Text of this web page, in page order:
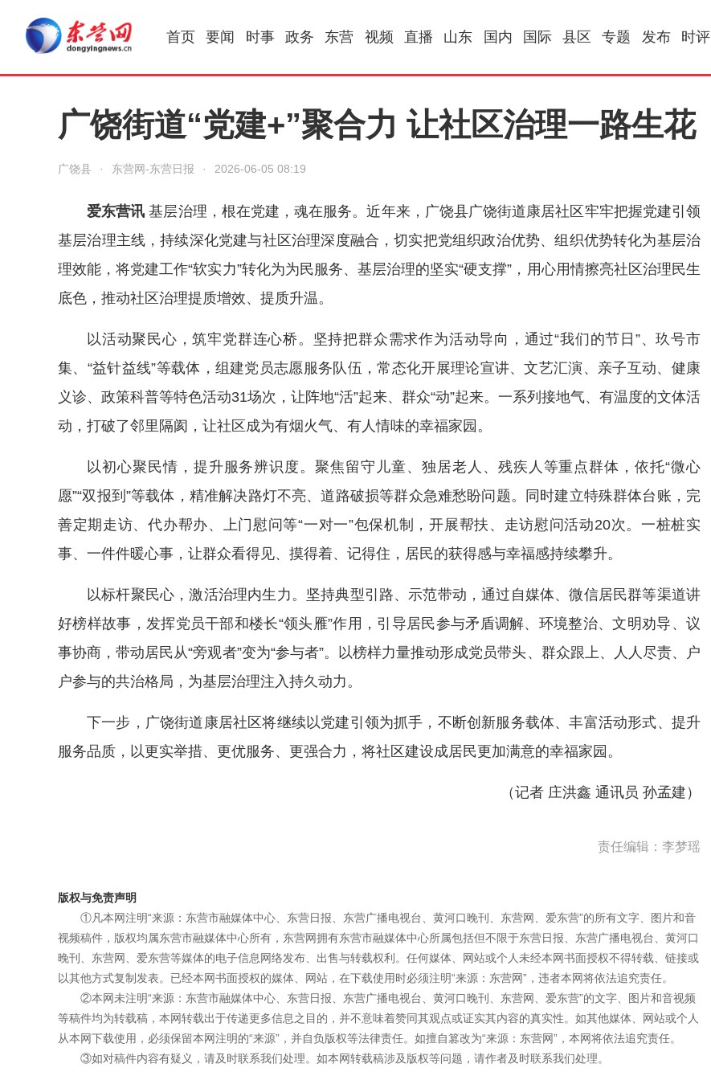
首页 要闻 时事 政务 东营 视频 直播 山东 国内 国际 县区 专题 发布 时评
广饶街道“党建+”聚合力 让社区治理一路生花
广饶县 · 东营网-东营日报 · 2026-06-05 08:19
爱东营讯基层治理，根在党建，魂在服务。近年来，广饶县广饶街道康居社区牢牢把握党建引领
基层治理主线，持续深化党建与社区治理深度融合，切实把党组织政治优势、组织优势转化为基层治
理效能，将党建工作“软实力”转化为为民服务、基层治理的坚实“硬支撑”，用心用情擦亮社区治理民生
底色，推动社区治理提质增效、提质升温。
以活动聚民心，筑牢党群连心桥。坚持把群众需求作为活动导向，通过“我们的节日”、玖号市
集、“益针益线”等载体，组建党员志愿服务队伍，常态化开展理论宣讲、文艺汇演、亲子互动、健康
义诊、政策科普等特色活动31场次，让阵地“活”起来、群众“动”起来。一系列接地气、有温度的文体活
动，打破了邻里隔阂，让社区成为有烟火气、有人情味的幸福家园。
以初心聚民情，提升服务辨识度。聚焦留守儿童、独居老人、残疾人等重点群体，依托“微心
愿”“双报到”等载体，精准解决路灯不亮、道路破损等群众急难愁盼问题。同时建立特殊群体台账，完
善定期走访、代办帮办、上门慰问等“一对一”包保机制，开展帮扶、走访慰问活动20次。一桩桩实
事、一件件暖心事，让群众看得见、摸得着、记得住，居民的获得感与幸福感持续攀升。
以标杆聚民心，激活治理内生力。坚持典型引路、示范带动，通过自媒体、微信居民群等渠道讲
好榜样故事，发挥党员干部和楼长“领头雁”作用，引导居民参与矛盾调解、环境整治、文明劝导、议
事协商，带动居民从“旁观者”变为“参与者”。以榜样力量推动形成党员带头、群众跟上、人人尽责、户
户参与的共治格局，为基层治理注入持久动力。
下一步，广饶街道康居社区将继续以党建引领为抓手，不断创新服务载体、丰富活动形式、提升
服务品质，以更实举措、更优服务、更强合力，将社区建设成居民更加满意的幸福家园。
（记者 庄洪鑫 通讯员 孙孟建）
责任编辑：李梦瑶
版权与免责声明
①凡本网注明“来源：东营市融媒体中心、东营日报、东营广播电视台、黄河口晚刊、东营网、爱东营”的所有文字、图片和音
视频稿件，版权均属东营市融媒体中心所有，东营网拥有东营市融媒体中心所属包括但不限于东营日报、东营广播电视台、黄河口
晚刊、东营网、爱东营等媒体的电子信息网络发布、出售与转载权利。任何媒体、网站或个人未经本网书面授权不得转载、链接或
以其他方式复制发表。已经本网书面授权的媒体、网站，在下载使用时必须注明“来源：东营网”，违者本网将依法追究责任。
②本网未注明“来源：东营市融媒体中心、东营日报、东营广播电视台、黄河口晚刊、东营网、爱东营”的文字、图片和音视频
等稿件均为转载稿，本网转载出于传递更多信息之目的，并不意味着赞同其观点或证实其内容的真实性。如其他媒体、网站或个人
从本网下载使用，必须保留本网注明的“来源”，并自负版权等法律责任。如擅自篡改为“来源：东营网”，本网将依法追究责任。
③如对稿件内容有疑义，请及时联系我们处理。如本网转载稿涉及版权等问题，请作者及时联系我们处理。